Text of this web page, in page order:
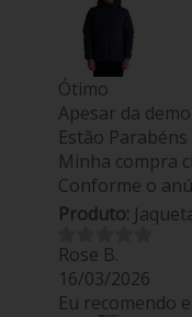
Ótimo
Apesar da
Estão Parabéns
Minha compra
Conforme o
Produto:
Rose B.
16/03/2026
Eu recomendo